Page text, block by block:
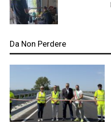
Da Non Perdere